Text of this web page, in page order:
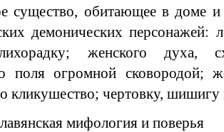
существо, обитающее в доме и
демонических персонажей:
женского духа,
поля огромной сковородой;
кликушество; чертовку, шишигу
мифология и поверья